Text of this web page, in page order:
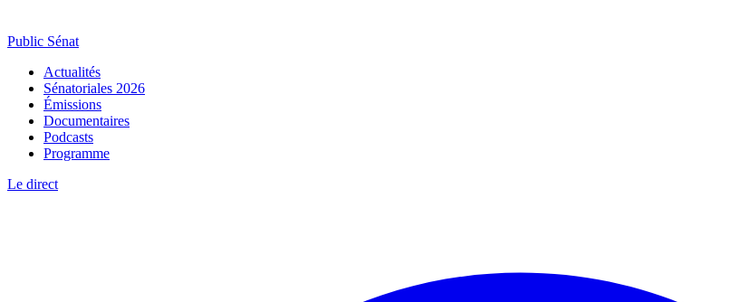
Public Sénat
Actualités
Sénatoriales 2026
Émissions
Documentaires
Podcasts
Programme
Le direct